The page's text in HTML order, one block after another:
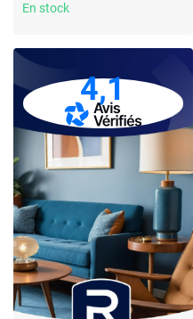
En stock
4,1